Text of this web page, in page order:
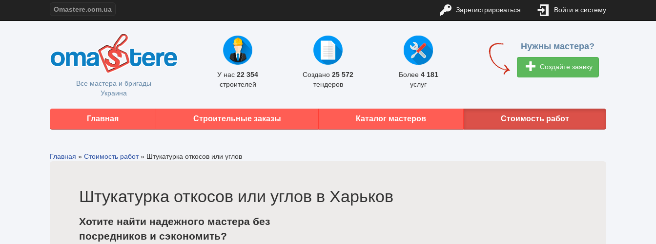
Omastere.com.ua Зарегистрироваться Войти в систему
Все мастера и бригады
Украина
У нас 22 354
строителей
Создано 25 572
тендеров
Более 4 181
услуг
Нужны мастера?
Создайте заявку
Главная Строительные заказы Каталог мастеров Стоимость работ
Главная » Стоимость работ» Штукатурка откосов или углов
Штукатурка откосов или углов в Харьков
Хотите найти надежного мастера без
посредников и сэкономить?